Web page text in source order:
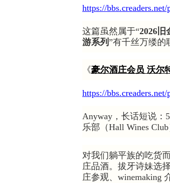
https://
这篇虽然属于“2026旧
游系列 ”有千丝万缕的
《豪尔酒庄会员 沃尔
https://
Anyway，长话短说
乐部（Hall Wines
对我们躺平族的吃货
庄品酒。拔牙诗妹选
庄参观、winemaking